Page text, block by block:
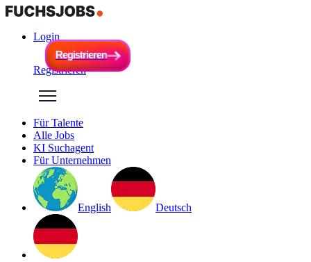
Login
Registrieren
Registrieren
Registrieren
Für Talente
Alle Jobs
KI Suchagent
Für Unternehmen
English Deutsch